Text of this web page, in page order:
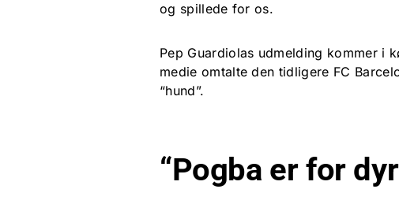
og spillede for os.
Pep Guardiolas udmelding kommer i
medie omtalte den tidligere FC
“hund”.
“Pogba er for